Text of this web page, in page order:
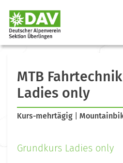
MTB
Ladies only
Kurs-mehrtägig
Grundkurs Ladies only